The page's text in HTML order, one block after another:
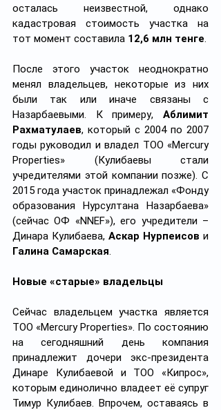
осталась неизвестной, однако
кадастровая стоимость участка на
тот момент составила 12,6 млн тенге.
После этого участок неоднократно
менял владельцев, некоторые из них
были так или иначе связаны с
Назарбаевыми. К примеру, Аблимит
Рахматулаев, который с 2004 по 2007
годы руководил и владел ТОО «Mercury
Properties» (Кулибаевы стали
учредителями этой компании позже). С
2015 года участок принадлежал «Фонду
образования Нурсултана Назарбаева»
(сейчас ОФ «NNEF»), его учредители –
Динара Кулибаева, Аскар Нурпеисов
Галина Самарская.
Новые «старые» владельцы
Сейчас владельцем участка является
ТОО «Mercury Properties». По состоянию
на сегодняшний день компания
принадлежит дочери экс-президента
Динаре Кулибаевой и ТОО «Кипрос»,
которым единолично владеет её супруг
Тимур Кулибаев. Впрочем, оставаясь в